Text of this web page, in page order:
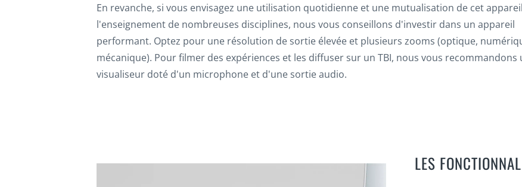
En revanche, si vous envisagez une utilisation quotidienne et une mutualisation de cet
l'enseignement de nombreuses disciplines, nous vous conseillons d'investir dans un appareil
performant. Optez pour une résolution de sortie élevée et plusieurs zooms (optique,
mécanique). Pour filmer des expériences et les diffuser sur un TBI, nous vous recommandons
visualiseur doté d'un microphone et d'une sortie audio.
LES